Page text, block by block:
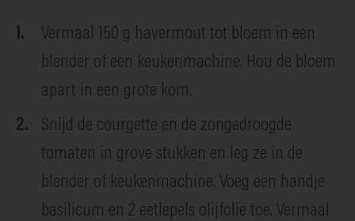
Vermaal 150 g havermout tot bloem in een
blender of een keukenmachine. Hou de bloem
apart in een grote kom.
Snijd de courgette en de zongedroogde
tomaten in grove stukken en leg ze in de
blender of keukenmachine. Voeg een handje
basilicum en 2 eetlepels olijfolie toe. Vermaal